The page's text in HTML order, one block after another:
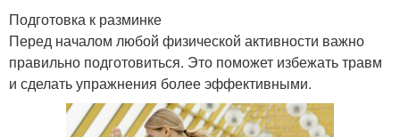
Подготовка к разминке
Перед началом любой физической активности важно
правильно подготовиться. Это поможет избежать травм
и сделать упражнения более эффективными.